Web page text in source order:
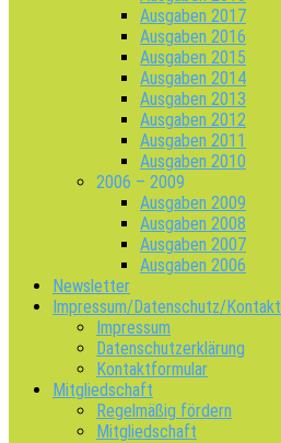
Ausgaben 2017
Ausgaben 2016
Ausgaben 2015
Ausgaben 2014
Ausgaben 2013
Ausgaben 2012
Ausgaben 2011
Ausgaben 2010
2006 – 2009
Ausgaben 2009
Ausgaben 2008
Ausgaben 2007
Ausgaben 2006
Newsletter
Impressum/Datenschutz/Kontakt
Impressum
Datenschutzerklärung
Kontaktformular
Mitgliedschaft
Regelmäßig fördern
Mitgliedschaft